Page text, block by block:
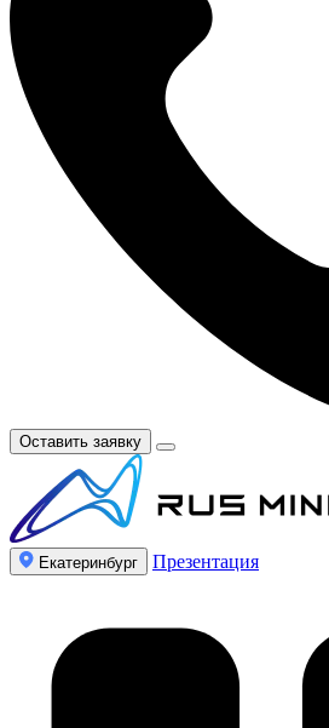
Оставить заявку
Екатеринбург Презентация